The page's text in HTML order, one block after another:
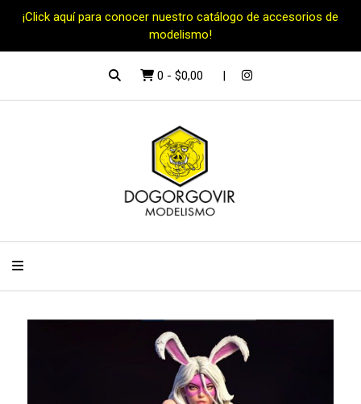
¡Click aquí para conocer nuestro catálogo de accesorios de
modelismo!
0 - $0,00